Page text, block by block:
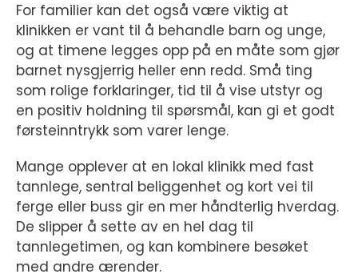
For familier kan det også være viktig at
klinikken er vant til å behandle barn og unge,
og at timene legges opp på en måte som gjør
barnet nysgjerrig heller enn redd. Små ting
som rolige forklaringer, tid til å vise utstyr og
en positiv holdning til spørsmål, kan gi et godt
førsteinntrykk som varer lenge.
Mange opplever at en lokal klinikk med fast
tannlege, sentral beliggenhet og kort vei til
ferge eller buss gir en mer håndterlig hverdag.
De slipper å sette av en hel dag til
tannlegetimen, og kan kombinere besøket
med andre ærender.